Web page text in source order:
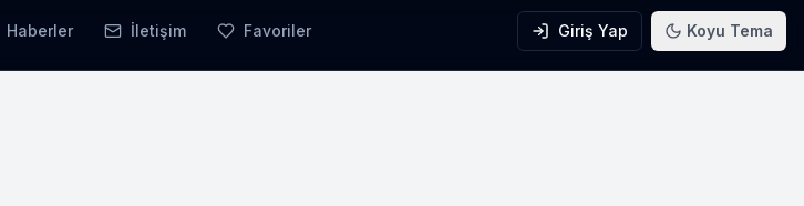
Haberler İletişim Favoriler Giriş Yap Koyu Tema